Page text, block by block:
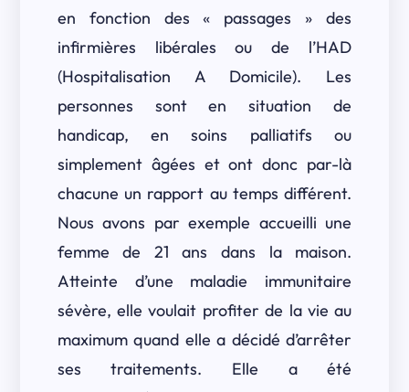
en fonction des « passages » des
infirmières libérales ou de l’HAD
(Hospitalisation A Domicile). Les
personnes sont en situation de
handicap, en soins palliatifs ou
simplement âgées et ont donc par-là
chacune un rapport au temps différent.
Nous avons par exemple accueilli une
femme de 21 ans dans la maison.
Atteinte d’une maladie immunitaire
sévère, elle voulait profiter de la vie au
maximum quand elle a décidé d’arrêter
ses traitements. Elle a été